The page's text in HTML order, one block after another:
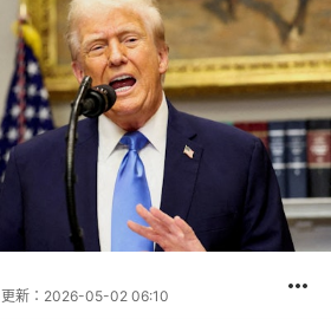
更新： 2026-05-02 06:10